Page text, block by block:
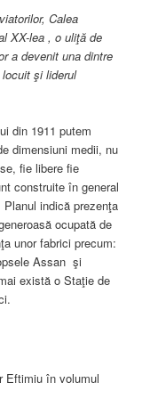
Calea
XX-lea , o uliţă de
a devenit una dintre
şi liderul
din 1911 putem
dimensiuni medii, nu
fie libere fie
construite în general
indică prezenţa
ocupată de
unor fabrici precum:
Assan şi
există o Staţie de
Eftimiu în volumul